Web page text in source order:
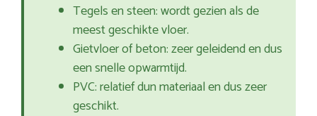
Tegels en steen: wordt gezien als de
meest geschikte vloer.
Gietvloer of beton: zeer geleidend en dus
een snelle opwarmtijd.
PVC: relatief dun materiaal en dus zeer
geschikt.